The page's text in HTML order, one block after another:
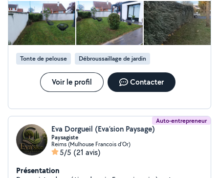
le client le fait remarquer est dommage voir immature comme
comportement alors qu il s agirait de simplement proposer une
autre date dans les créneaux proposés.
Tonte de pelouse Débroussaillage de jardin
Voir le profil Contacter
Auto-entrepreneur
Eva Dorgueil (Eva’sion Paysage)
Paysagiste
Reims (Mulhouse Francois d'Or)
5/5 (21 avis)
Présentation